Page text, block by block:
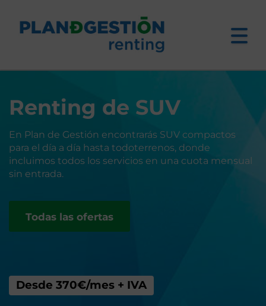
Renting de SUV
En Plan de Gestión encontrarás SUV compactos
para el día a día hasta todoterrenos, donde
incluimos todos los servicios en una cuota mensual
sin entrada.
Todas las ofertas
Desde 370€/mes + IVA